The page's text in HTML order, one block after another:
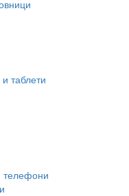
таблети
телефони